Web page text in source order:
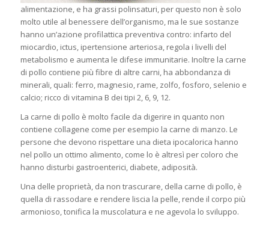
alimentazione, e ha grassi polinsaturi, per questo non è solo
molto utile al benessere dell’organismo, ma le sue sostanze
hanno un’azione profilattica preventiva contro: infarto del
miocardio, ictus, ipertensione arteriosa, regola i livelli del
metabolismo e aumenta le difese immunitarie. Inoltre la carne
di pollo contiene più fibre di altre carni, ha abbondanza di
minerali, quali: ferro, magnesio, rame, zolfo, fosforo, selenio e
calcio; ricco di vitamina B dei tipi 2, 6, 9, 12.
La carne di pollo è molto facile da digerire in quanto non
contiene collagene come per esempio la carne di manzo. Le
persone che devono rispettare una dieta ipocalorica hanno
nel pollo un ottimo alimento, come lo è altresì per coloro che
hanno disturbi gastroenterici, diabete, adiposità.
Una delle proprietà, da non trascurare, della carne di pollo, è
quella di rassodare e rendere liscia la pelle, rende il corpo più
armonioso, tonifica la muscolatura e ne agevola lo sviluppo.